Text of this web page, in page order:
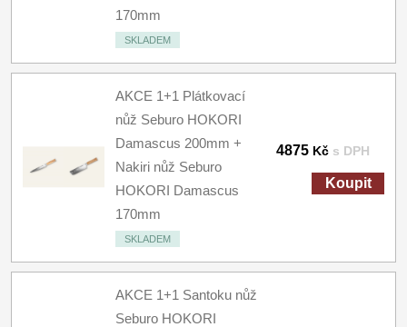
170mm
SKLADEM
AKCE 1+1 Plátkovací
nůž Seburo HOKORI
Damascus 200mm +
Nakiri nůž Seburo
HOKORI Damascus
170mm
SKLADEM
4875 Kč s DPH
Koupit
AKCE 1+1 Santoku nůž
Seburo HOKORI